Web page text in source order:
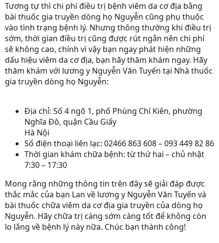
Tương tự thì chi phí điều trị bệnh viêm da cơ địa bằng
bài thuốc gia truyền dòng họ Nguyễn cũng phụ thuộc
vào tình trạng bệnh lý. Nhưng thông thường khi điều trị
sớm, thời gian điều trị cũng được rút ngắn nên chi phí
sẽ không cao, chính vì vậy bạn ngay phát hiện những
dấu hiệu viêm da cơ địa, bạn hãy thăm khám ngay. Hãy
thăm khám với lương y Nguyễn Văn Tuyến tại Nhà thuốc
gia truyền dòng họ Nguyễn:
Địa chỉ: Số 4 ngõ 1, phố Phùng Chí Kiên, phường
Nghĩa Đô, quận Cầu Giấy
Hà Nội
Số điện thoại liên lạc: 02466 863 608 – 093 449 82 86
Thời gian khám chữa bệnh: từ thứ hai – chủ nhật
7:30 – 17:30
Mong rằng những thông tin trên đây sẽ giải đáp được
thắc mắc của bạn Lan về lương y Nguyễn Văn Tuyến và
bài thuốc chữa viêm da cơ địa gia truyền của dòng họ
Nguyễn. Hãy chữa trị càng sớm càng tốt để không còn
lo lắng về bệnh lý này nữa. Chúc bạn thành công!